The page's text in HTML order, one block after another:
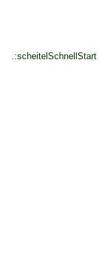
.:scheitelSchnellStart